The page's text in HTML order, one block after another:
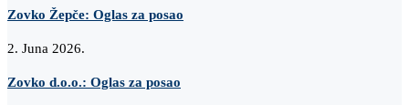
Zovko Žepče: Oglas za posao
2. Juna 2026.
Zovko d.o.o.: Oglas za posao